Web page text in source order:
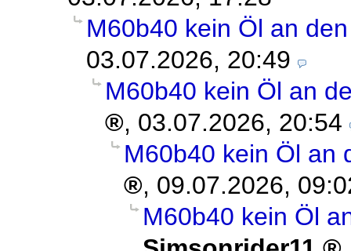
M60b40 kein Öl an
03.07.2026, 20:49
M60b40 kein Öl an
, 03.07.2026, 20:54
M60b40 kein Öl an
, 09.07.2026,
M60b40 kein Öl